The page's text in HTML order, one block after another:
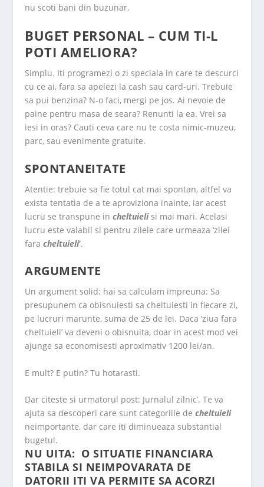
nu scoti bani din buzunar.
BUGET PERSONAL – CUM TI-L
POTI AMELIORA?
Simplu. Iti programezi o zi speciala in care te descurci
cu ce ai, fara sa apelezi la cash sau card-uri. Trebuie
sa pui benzina? N-o faci, mergi pe jos. Ai nevoie de
paine pentru masa de seara? Renunti la ea. Vrei sa
iesi in oras? Cauti ceva care nu te costa nimic-muzeu,
parc, sau evenimente gratuite.
SPONTANEITATE
Atentie: trebuie sa fie totul cat mai spontan, altfel va
exista tentatia de a te aproviziona inainte, iar acest
lucru se transpune incheltuieli si mai mari. Acelasi
lucru este valabil si pentru zilele care urmeaza ‘zilei
faracheltuieli’.
ARGUMENTE
Un argument solid: hai sa calculam impreuna: Sa
presupunem ca obisnuiesti sa cheltuiesti in fiecare zi,
pe lucruri marunte, suma de 25 de lei. Daca ‘ziua fara
cheltuieli’ va deveni o obisnuita, doar in acest mod vei
ajunge sa economisesti aproximativ 1200 lei/an.
E mult? E putin? Tu hotarasti.
Dar citeste si urmatorul post: Jurnalul zilnic’. Te va
ajuta sa descoperi care sunt categoriile decheltuieli
neimportante, dar care iti diminueaza substantial
bugetul.
NU UITA: O SITUATIE FINANCIARA
STABILA SI NEIMPOVARATA DE
DATORII ITI VA PERMITE SA ACORZI